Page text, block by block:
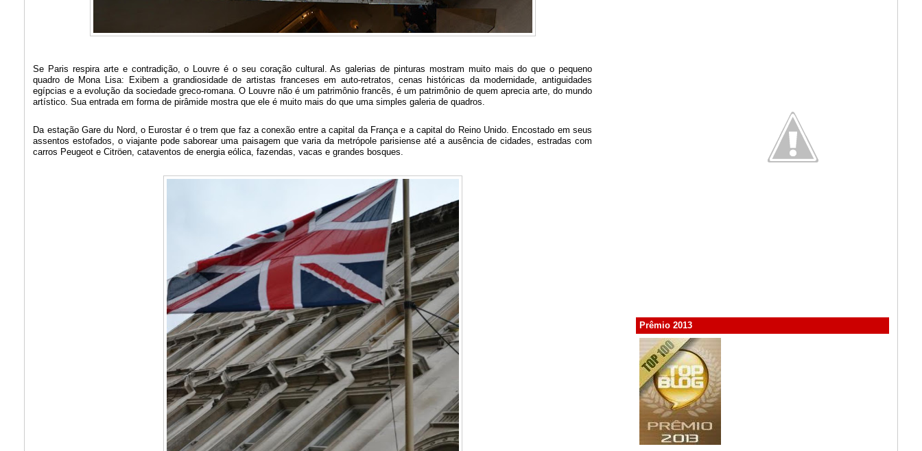
Se Paris respira arte e contradição, o Louvre é o seu coração cultural. As galerias de pinturas mostram muito mais do que o pequeno
quadro de Mona Lisa: Exibem a grandiosidade de artistas franceses em auto-retratos, cenas históricas da modernidade, antiguidades
egípcias e a evolução da sociedade greco-romana. O Louvre não é um patrimônio francês, é um patrimônio de quem aprecia arte, do mundo
artístico. Sua entrada em forma de pirâmide mostra que ele é muito mais do que uma simples galeria de quadros.
Da estação Gare du Nord, o Eurostar é o trem que faz a conexão entre a capital da França e a capital do Reino Unido. Encostado em seus
assentos estofados, o viajante pode saborear uma paisagem que varia da metrópole parisiense até a ausência de cidades, estradas com
carros Peugeot e Citröen, cataventos de energia eólica, fazendas, vacas e grandes bosques.
Prêmio 2013